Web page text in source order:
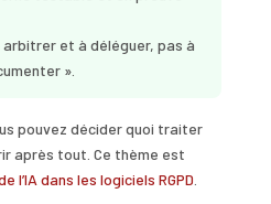
et à déléguer, pas à
».
pouvez décider quoi traiter
après tout. Ce thème est
l’IA dans les logiciels RGPD